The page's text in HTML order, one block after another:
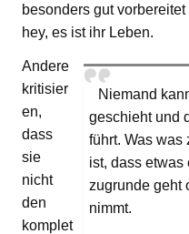
besonders gut
hey, es ist ihr Leben.
Niemand
geschieht und
führt. Was was
ist, dass etwas
zugrunde geht
nimmt.
Andere
kritisier
en,
dass
sie
nicht
den
komplet